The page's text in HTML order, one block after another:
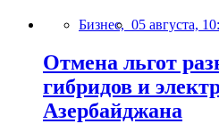
Бизнес, 05 августа,
Отмена льгот
гибридов и
Азербайджана